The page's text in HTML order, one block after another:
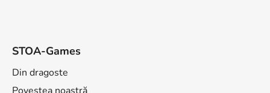
STOA-Games
Din dragoste